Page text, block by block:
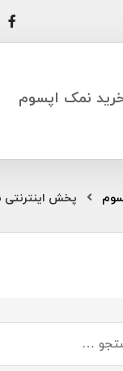
نمک اپسوم
پخش اینترنتی